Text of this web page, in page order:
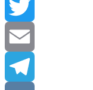
Facebook
Twitter
Email